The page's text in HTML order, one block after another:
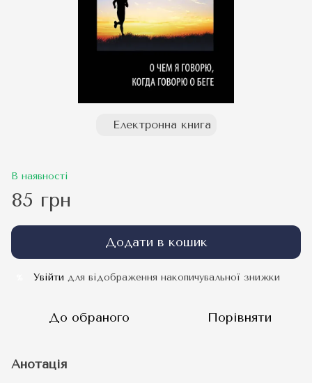
Електронна книга
В наявності
85 грн
Додати в кошик
Увійти для відображення накопичувальної знижки
До обраного Порівняти
Анотація